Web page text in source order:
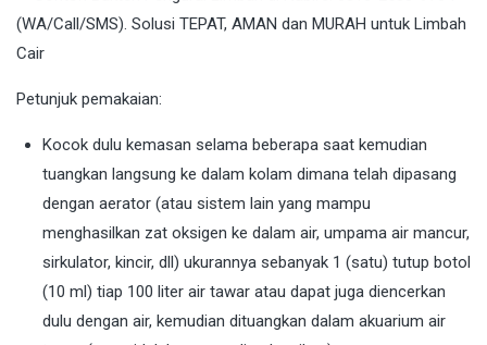
Petunjuk pemakaian:
Kocok dulu kemasan selama beberapa saat kemudian
tuangkan langsung ke dalam kolam dimana telah dipasang
dengan aerator (atau sistem lain yang mampu
menghasilkan zat oksigen ke dalam air, umpama air mancur,
sirkulator, kincir, dll) ukurannya sebanyak 1 (satu) tutup botol
(10 ml) tiap 100 liter air tawar atau dapat juga diencerkan
dulu dengan air, kemudian dituangkan dalam akuarium air